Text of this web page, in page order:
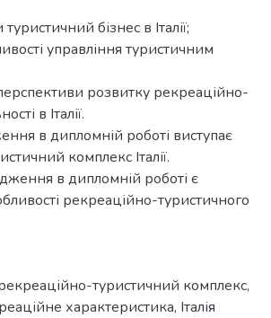
бізнес в Італії;
управління туристичним
розвитку рекреаційно-
в Італії.
в дипломній роботі виступає
комплекс Італії.
в дипломній роботі є
рекреаційно-туристичного
туристичний комплекс,
характеристика, Італія